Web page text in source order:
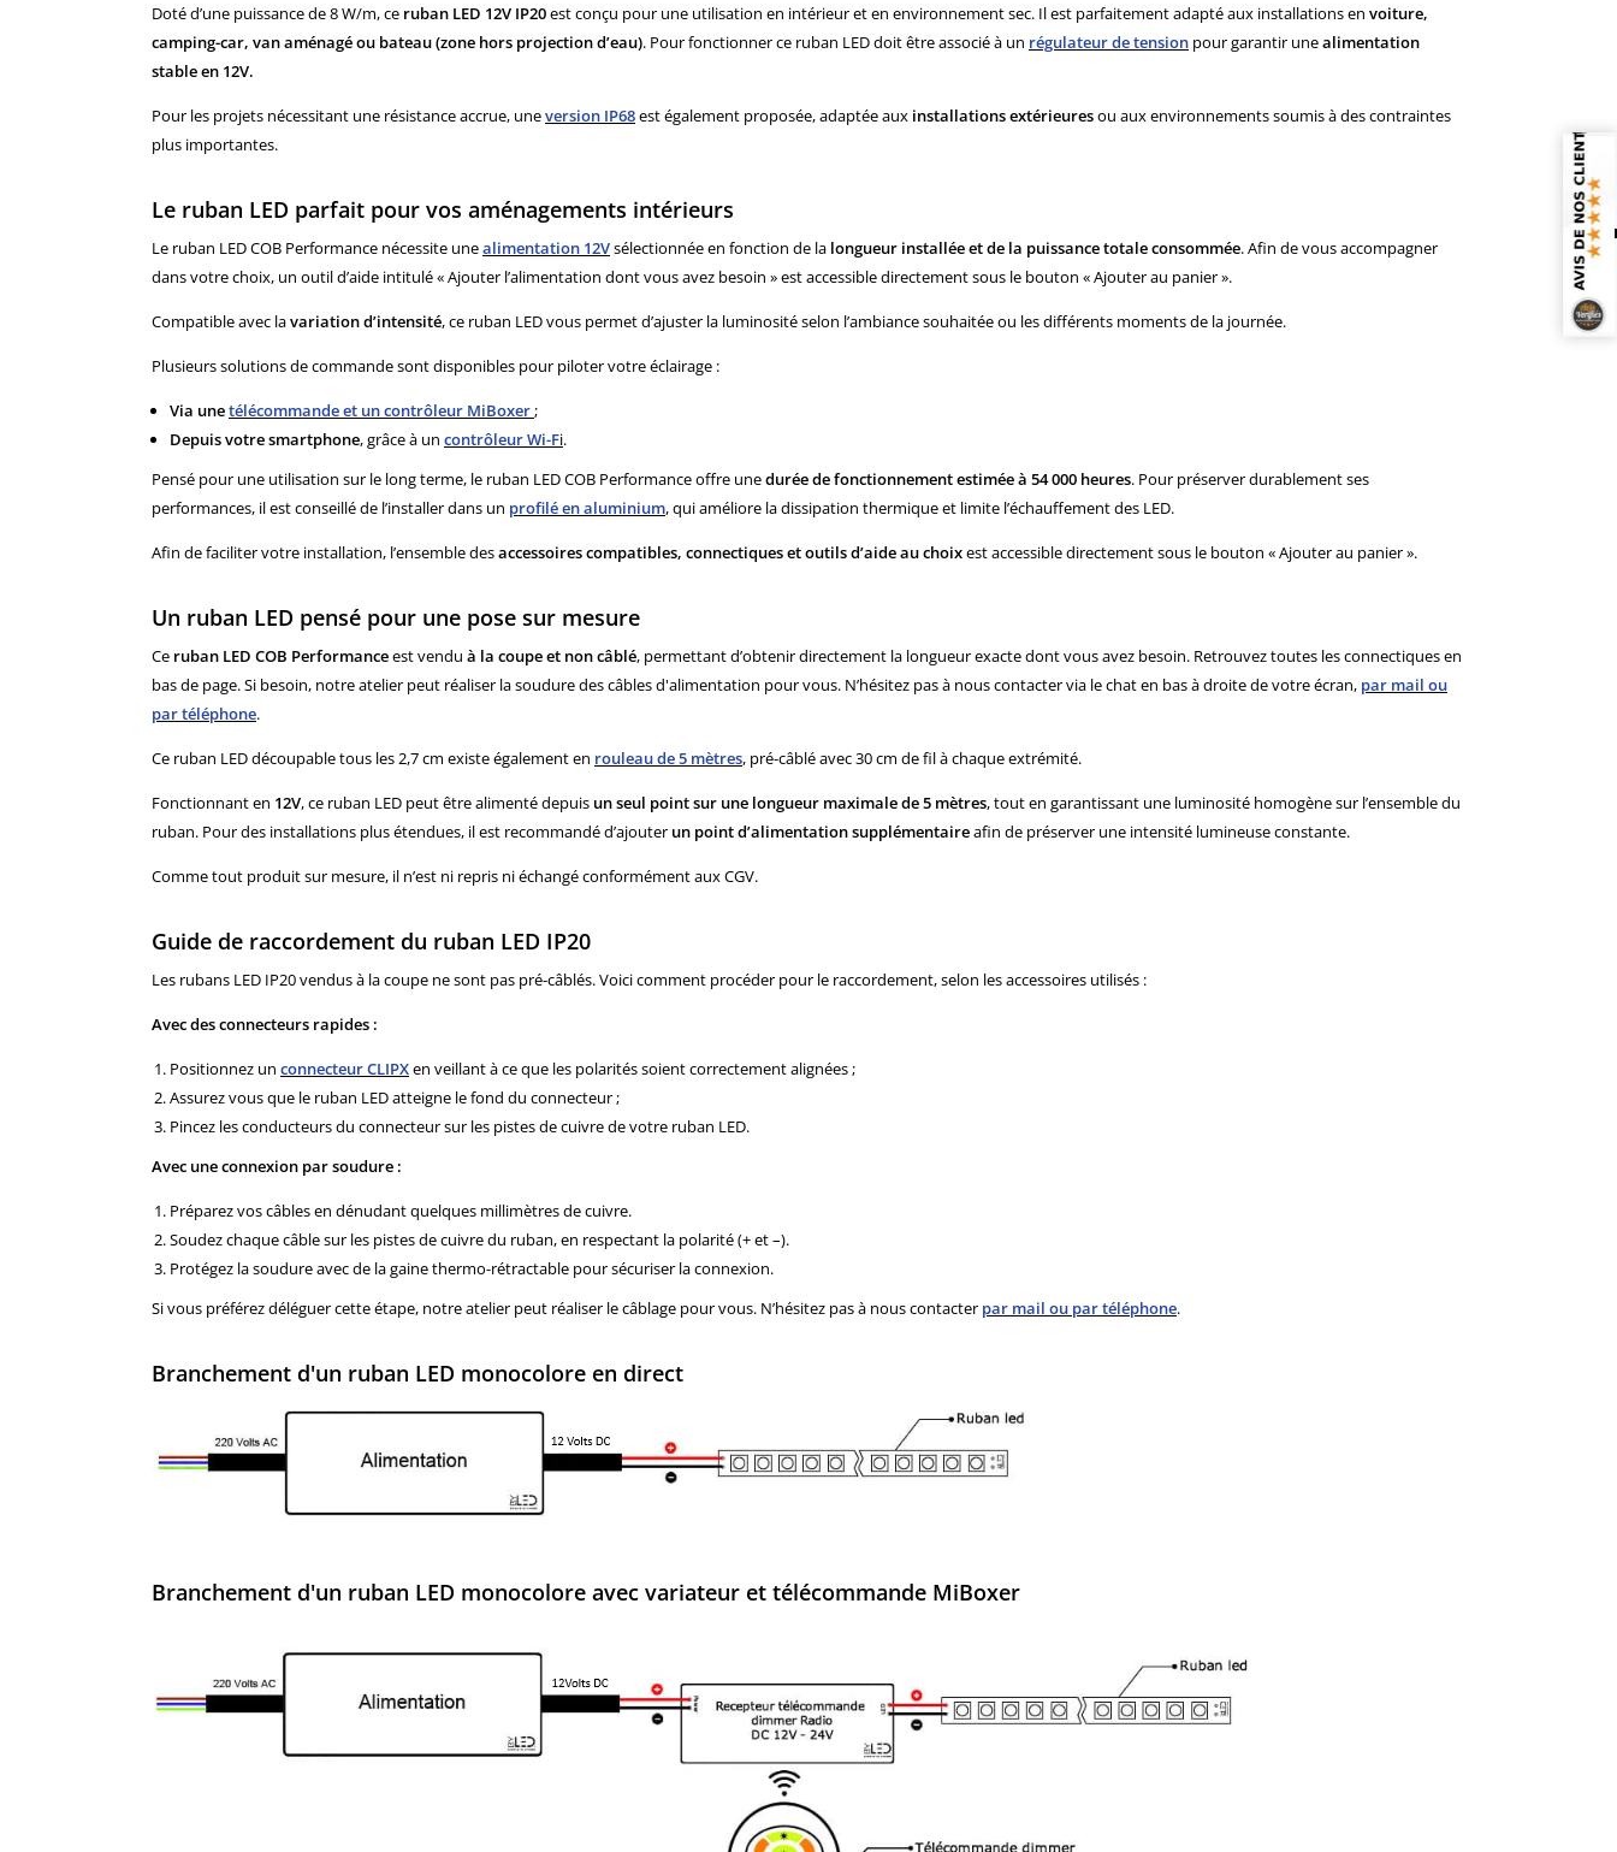
Doté d’une puissance de 8 W/m, ce ruban LED 12V IP20est conçu pour une utilisation en intérieur et en environnement sec. Il est parfaitement adapté aux installations en voiture,
camping-car, van aménagé ou bateau (zone hors projection d’eau). Pour fonctionner ce ruban LED doit être associé à un régulateur de tension pour garantir unealimentation
stable en 12V.
Pour les projets nécessitant une résistance accrue, uneversion IP68est également proposée, adaptée aux installations extérieuresou aux environnements soumis à des contraintes
plus importantes.
Le ruban LED parfait pour vos aménagements intérieurs
Le ruban LED COB Performance nécessite unealimentation 12Vsélectionnée en fonction de la longueur installée et de la puissance totale consommée. Afin de vous accompagner
dans votre choix, un outil d’aide intitulé « Ajouter l’alimentation dont vous avez besoin » est accessible directement sous le bouton « Ajouter au panier ».
Compatible avec lavariation d’intensité, ce ruban LED vous permet d’ajuster la luminosité selon l’ambiance souhaitée ou les différents moments de la journée.
Plusieurs solutions de commande sont disponibles pour piloter votre éclairage :
Via unetélécommandeet un contrôleur MiBoxer ;
Depuis votre smartphone, grâce à un contrôleur Wi-Fi.
Pensé pour une utilisation sur le long terme, le ruban LED COB Performance offre unedurée de fonctionnement estimée à 54 000 heures. Pour préserver durablement ses
performances, il est conseillé de l’installer dans un profilé en aluminium, qui améliore la dissipation thermique et limite l’échauffement des LED.
Afin de faciliter votre installation, l’ensemble desaccessoires compatibles, connectiques et outils d’aide au choixest accessible directement sous le bouton « Ajouter au panier ».
Un ruban LED pensé pour une pose sur mesure
Ce ruban LED COB Performanceest vendu à la coupe et non câblé, permettant d’obtenir directement la longueur exacte dont vous avez besoin. Retrouvez toutes les connectiques en
bas de page. Si besoin, notre atelier peut réaliser la soudure des câbles d'alimentation pour vous. N’hésitez pas à nous contacter via le chat en bas à droite de votre écran, par mail ou
par téléphone.
Ce ruban LED découpable tous les 2,7 cm existe également en rouleau de 5 mètres, pré-câblé avec 30 cm de fil à chaque extrémité.
Fonctionnant en 12V, ce ruban LED peut être alimenté depuis un seul point sur une longueur maximale de 5 mètres, tout en garantissant une luminosité homogène sur l’ensemble du
ruban. Pour des installations plus étendues, il est recommandé d’ajouter un point d’alimentation supplémentaireafin de préserver une intensité lumineuse constante.
Comme tout produit sur mesure, il n’est ni repris ni échangé conformément aux CGV.
Guide de raccordement du ruban LED IP20
Les rubans LED IP20 vendus à la coupe ne sont pas pré-câblés. Voici comment procéder pour le raccordement, selon les accessoires utilisés :
Avec des connecteurs rapides :
Positionnez un connecteur CLIPXen veillant à ce que les polarités soient correctement alignées ;
Assurez vous que le ruban LED atteigne le fond du connecteur ;
Pincez les conducteurs du connecteur sur les pistes de cuivre de votre ruban LED.
Avec une connexion par soudure :
Préparez vos câbles en dénudant quelques millimètres de cuivre.
Soudez chaque câble sur les pistes de cuivre du ruban, en respectant la polarité (+ et –).
Protégez la soudure avec de la gaine thermo-rétractable pour sécuriser la connexion.
Si vous préférez déléguer cette étape, notre atelier peut réaliser le câblage pour vous. N’hésitez pas à nous contacter par mail ou par téléphone.
Branchement d'un ruban LED monocolore en direct
Branchement d'un ruban LED monocolore avec variateur et télécommande MiBoxer